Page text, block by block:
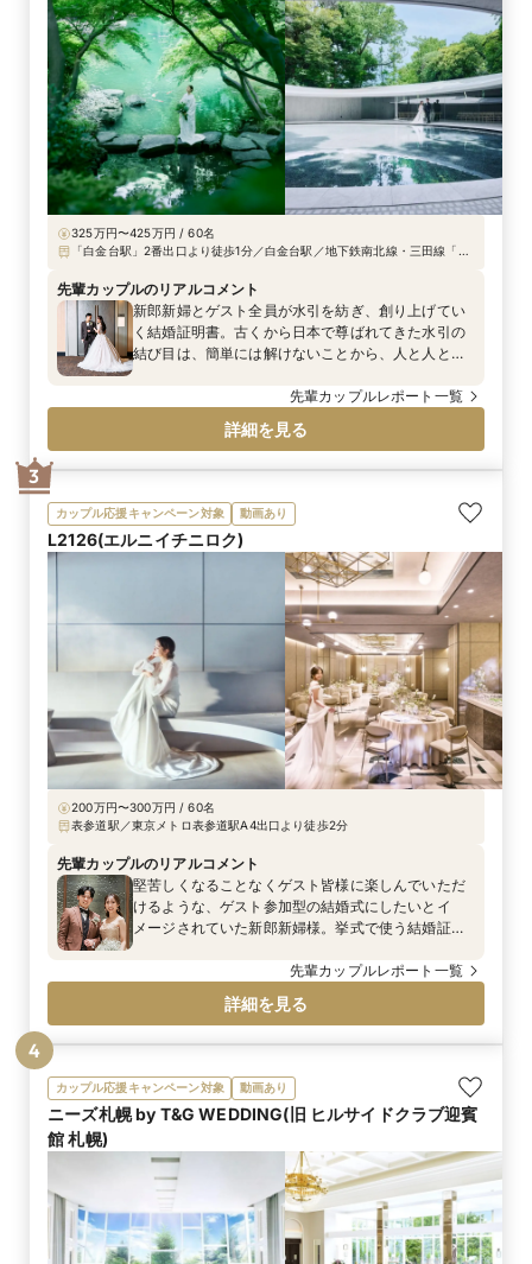
325万円〜425万円 / 60名
「白金台駅」2番出口より徒歩1分／白金台駅／地下鉄南北線・三田線「白
芳園を送迎バスが運行（土・日・祝日婚礼日）
先輩カップルのリアルコメント
新郎新婦とゲスト全員が水引を紡ぎ、創り上げてい
く結婚証明書。古くから日本で尊ばれてきた水引の
結び目は、簡単には解けないことから、人と人との
ト、ゲスト同士のご縁も糸のようにつながり、寄り
添うことで、強い結びへとなる、そんな願いが込め
られた、世界に1つだけの結婚証明書となりました。
先輩カップルレポート一覧
詳細を見る
カップル応援キャンペーン対象 動画あり
L2126(エルニイチニロク)
200万円〜300万円 / 60名
表参道駅／東京メトロ表参道駅A4出口より徒歩2分
先輩カップルのリアルコメント
堅苦しくなることなくゲスト皆様に楽しんでいただ
けるような、ゲスト参加型の結婚式にしたいとイ
メージされていた新郎新婦様。挙式で使う結婚証明
に一番大切なことは？』という文言と一緒に、6色の
スタンプに"思いやり"や“愛情”などの意味を紐づけ
た説明ボードをご用意。ゲスト皆様に自由に押して
先輩カップルレポート一覧
詳細を見る
3
カップル応援キャンペーン対象 動画あり
ニーズ札幌 by T&G WEDDING(旧 ヒルサイドクラブ迎賓
館 札幌)
4